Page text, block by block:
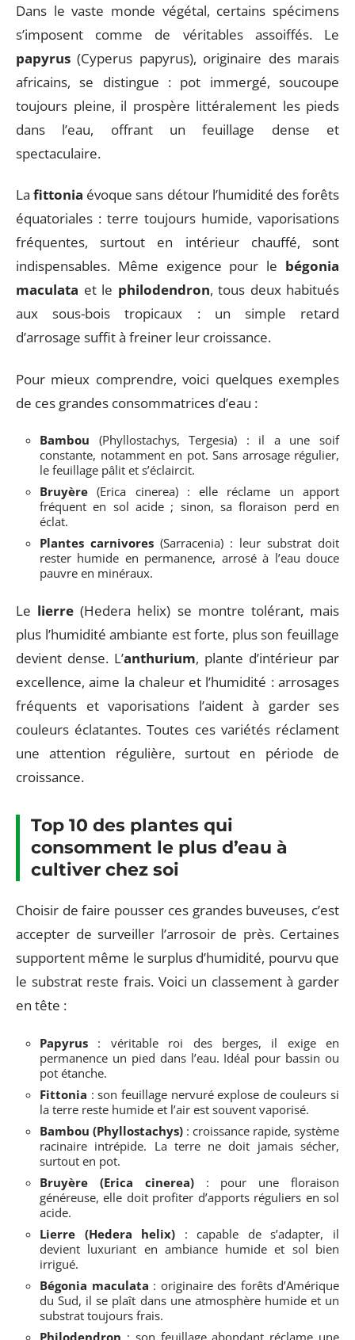
Dans le vaste monde végétal, certains spécimens
s’imposent comme de véritables assoiffés. Le
papyrus (Cyperus papyrus), originaire des marais
africains, se distingue : pot immergé, soucoupe
toujours pleine, il prospère littéralement les pieds
dans l’eau, offrant un feuillage dense et
spectaculaire.
Lafittonia évoque sans détour l’humidité des forêts
équatoriales : terre toujours humide, vaporisations
fréquentes, surtout en intérieur chauffé, sont
indispensables. Même exigence pour le bégonia
maculata et le philodendron, tous deux habitués
aux sous-bois tropicaux : un simple retard
d’arrosage suffit à freiner leur croissance.
Pour mieux comprendre, voici quelques exemples
de ces grandes consommatrices d’eau :
Bambou (Phyllostachys, Tergesia) : il a une soif
constante, notamment en pot. Sans arrosage régulier,
le feuillage pâlit et s’éclaircit.
Bruyère (Erica cinerea) : elle réclame un apport
fréquent en sol acide ; sinon, sa floraison perd en
éclat.
Plantes carnivores (Sarracenia) : leur substrat doit
rester humide en permanence, arrosé à l’eau douce
pauvre en minéraux.
Le lierre (Hedera helix) se montre tolérant, mais
plus l’humidité ambiante est forte, plus son feuillage
devient dense. L’anthurium, plante d’intérieur par
excellence, aime la chaleur et l’humidité : arrosages
fréquents et vaporisations l’aident à garder ses
couleurs éclatantes. Toutes ces variétés réclament
une attention régulière, surtout en période de
croissance.
Top 10 des plantes qui
consomment le plus d’eau à
cultiver chez soi
Choisir de faire pousser ces grandes buveuses, c’est
accepter de surveiller l’arrosoir de près. Certaines
supportent même le surplus d’humidité, pourvu que
le substrat reste frais. Voici un classement à garder
en tête :
Papyrus : véritable roi des berges, il exige en
permanence un pied dans l’eau. Idéal pour bassin ou
pot étanche.
Fittonia : son feuillage nervuré explose de couleurs si
la terre reste humide et l’air est souvent vaporisé.
Bambou (Phyllostachys) : croissance rapide, système
racinaire intrépide. La terre ne doit jamais sécher,
surtout en pot.
Bruyère (Erica cinerea): pour une floraison
généreuse, elle doit profiter d’apports réguliers en sol
acide.
Lierre (Hedera helix) : capable de s’adapter, il
devient luxuriant en ambiance humide et sol bien
irrigué.
Bégonia maculata : originaire des forêts d’Amérique
du Sud, il se plaît dans une atmosphère humide et un
substrat toujours frais.
Philodendron : son feuillage abondant réclame une